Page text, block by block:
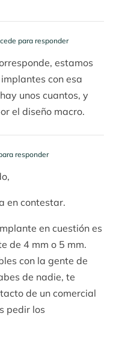
para responder
estamos
con esa
unos cuantos, y
el diseño macro.
responder
en contestar.
en cuestión es
de 4 mm o 5 mm.
con la gente de
de nadie, te
de un comercial
pedir los